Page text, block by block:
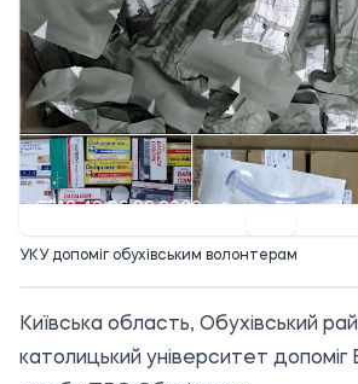
10:40 06.09.2022
УКУ допоміг обухівським волонтерам
Київська область, Обухівський
католицький університет